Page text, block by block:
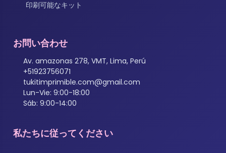
印刷可能なキット
お問い合わせ
Av. amazonas 278, VMT, Lima, Perú
+51923756071
tukitimprimible.com@gmail.com
Lun-Vie: 9:00-18:00
Sáb: 9:00-14:00
私たちに従ってください